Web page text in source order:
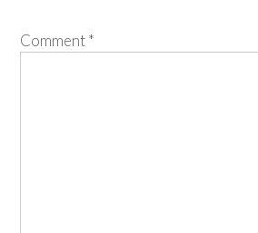
Comment*